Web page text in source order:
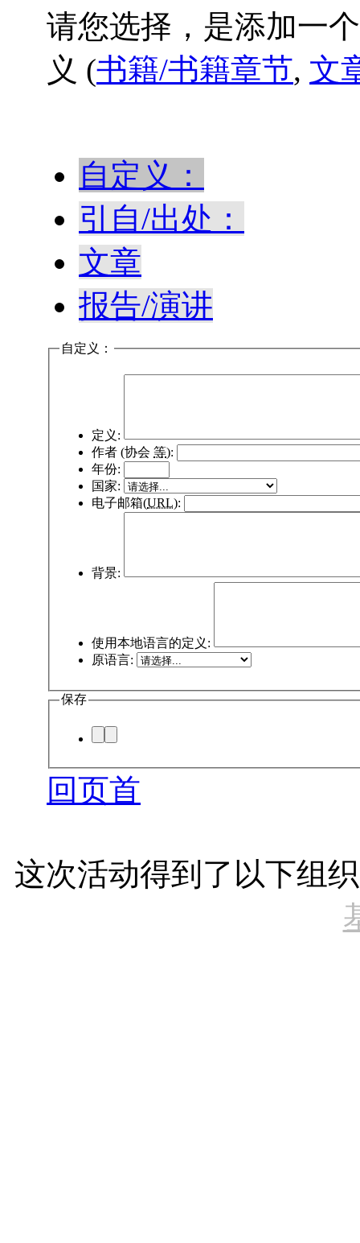
请您选择，是添加一
义 (书籍/书籍章节, 文
自定义：
引自/出处：
文章
报告/演讲
自定义：
定义:
作者 (协会 等):
年份:
国家:
电子邮箱(URL):
背景:
使用本地语言的定义:
原语言:
保存
回页首
这次活动得到了以下组